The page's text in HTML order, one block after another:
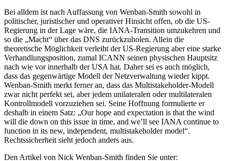
Bei alldem ist nach Auffassung von Wenban-Smith sowohl in
politischer, juristischer und operativer Hinsicht offen, ob die US-
Regierung in der Lage wäre, die IANA-Transition umzukehren und
so die „Macht“ über das DNS zurückzuholen. Allein die
theoretische Möglichkeit verleiht der US-Regierung aber eine starke
Verhandlungsposition, zumal ICANN seinen physischen Hauptsitz
nach wie vor innerhalb der USA hat. Daher sei es auch möglich,
dass das gegenwärtige Modell der Netzverwaltung wieder kippt.
Wenban-Smith merkt ferner an, dass das Multistakeholder-Modell
zwar nicht perfekt sei, aber jedem unilateralen oder multilateralen
Kontrollmodell vorzuziehen sei. Seine Hoffnung formulierte er
deshalb in einem Satz: „Our hope and expectation is that the wind
will die down on this issue in time, and we’ll see IANA continue to
function in its new, independent, multistakeholder model“.
Rechtssicherheit sieht jedoch anders aus.
Den Artikel von Nick Wenban-Smith finden Sie unter: